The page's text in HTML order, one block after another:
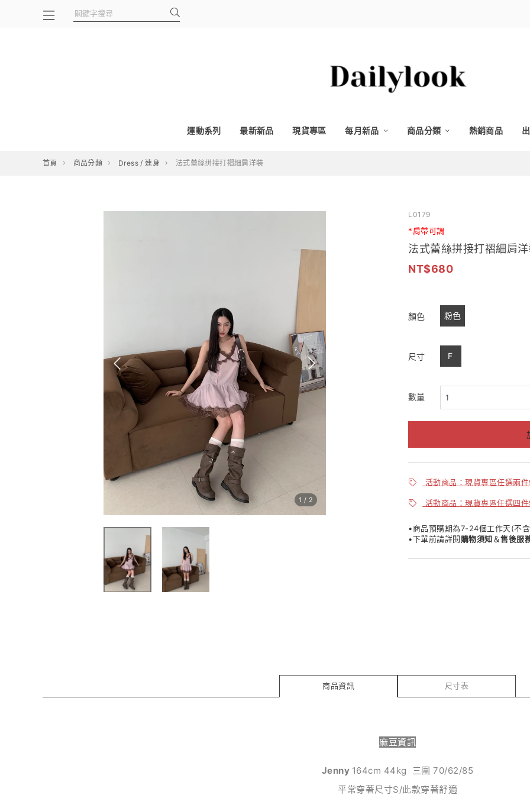
運動系列 最新新品 現貨專區 每月新品 商品分類 熱銷商品
首頁 商品分類 Dress / 連身 法式蕾絲拼接打褶細肩洋裝
1 / 2
L0179
*肩帶可調
法式蕾絲拼接打褶細肩
680
顏色 粉色
尺寸 F
數量
活動商品：現貨專區任選兩
活動商品：現貨專區任選四
•商品預購期為7-24個工作天(不
•下單前請詳閱購物須知＆售後服
商品資訊 尺寸表
麻豆資訊
Jenny 164cm 44kg 三圍 70/62/85
平常穿著尺寸S/此款穿著舒適